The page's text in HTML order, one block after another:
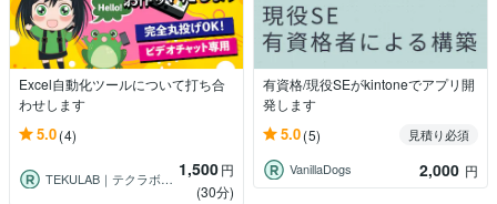
Excel自動化ツールについて打ち合
わせします
5.0(4)
TEKULAB｜テクラボ＠Excel専門 1,500円
(30分)
有資格/現役SEがkintoneでアプリ開
発します
5.0(5)
見積り必須
VanillaDogs
2,000 円